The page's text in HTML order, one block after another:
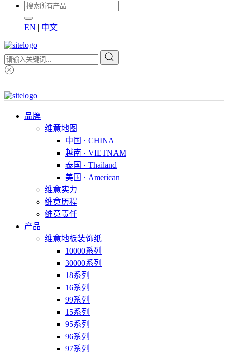
EN | 中文
品牌
维意地图
中国 · CHINA
越南 · VIETNAM
泰国 · Thailand
美国 · American
维意实力
维意历程
维意责任
产品
维意地板装饰纸
10000系列
30000系列
18系列
16系列
99系列
15系列
95系列
96系列
97系列